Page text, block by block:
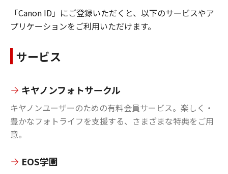
「Canon ID」にご登録いただくと、以下のサービスやア
プリケーションをご利用いただけます。
サービス
キヤノンフォトサークル
キヤノンユーザーのための有料会員サービス。楽しく・
豊かなフォトライフを支援する、さまざまな特典をご用
意。
EOS学園